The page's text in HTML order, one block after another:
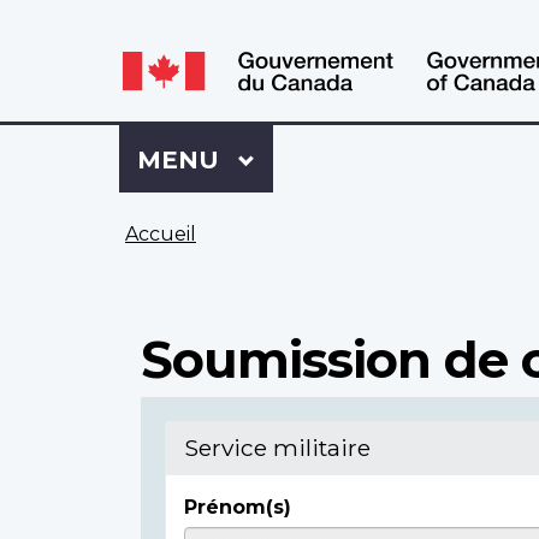
Language
switcher
Language
switcher
Se
connecter
à
Dossier
Menu
MENU PRINCIPAL
Accueil
Soumission de
Service militaire
Prénom(s)